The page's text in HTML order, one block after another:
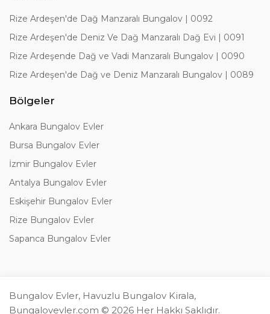
Rize Ardeşen'de Dağ Manzaralı Bungalov | 0092
Rize Ardeşen'de Deniz Ve Dağ Manzaralı Dağ Evi | 0091
Rize Ardeşende Dağ ve Vadi Manzaralı Bungalov | 0090
Rize Ardeşen'de Dağ ve Deniz Manzaralı Bungalov | 0089
Bölgeler
Ankara Bungalov Evler
Bursa Bungalov Evler
İzmir Bungalov Evler
Antalya Bungalov Evler
Eskişehir Bungalov Evler
Rize Bungalov Evler
Sapanca Bungalov Evler
Bungalov Evler, Havuzlu Bungalov Kirala,
Bungalovevler.com © 2026 Her Hakkı Saklıdır.